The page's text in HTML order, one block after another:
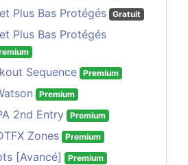
Plus Bas Protégés Gratuit
Plus Bas Protégés
Sequence Premium
Premium
2nd Entry Premium
Zones Premium
[Avancé] Premium